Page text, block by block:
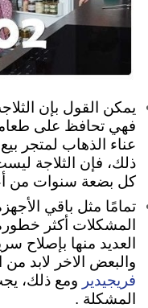
يمكن القول بإن
فهي تحافظ على
عناء الذهاب لمتجر
ذلك، فإن الثلاجة
كل بضعة سنوات من
تمامًا مثل باقي
المشكلات أكثر
العديد منها بإصلاح
والبعض الاخر لابد
فريجيدير ومع ذلك،
المشكلة .